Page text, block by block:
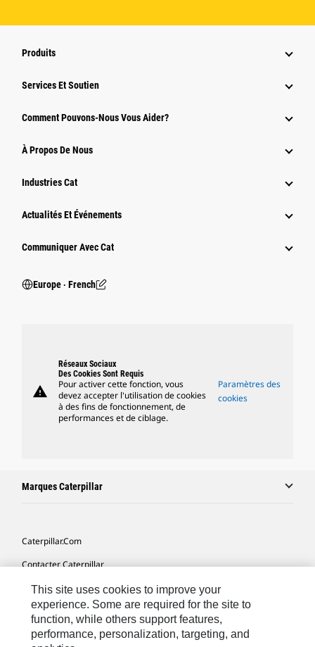
Produits
Services Et Soutien
Comment Pouvons-Nous Vous Aider?
À Propos De Nous
Industries Cat
Actualités Et Événements
Communiquer Avec Cat
Europe ‧ French
warning
Réseaux Sociaux
Des Cookies Sont Requis
Pour activer cette fonction, vous
devez accepter l'utilisation de cookies
à des fins de fonctionnement, de
performances et de ciblage.
Paramètres des
cookies
Marques Caterpillar
Caterpillar.com
Contacter Caterpillar
Mes Préférences Marketing
Plan Du Site
Cookie Settings
This site uses cookies to improve your
experience. Some are required for the site to
function, while others support features,
performance, personalization, targeting, and